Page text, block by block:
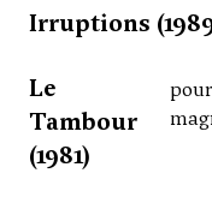
Irruptions
Le
Tambour
(1981)